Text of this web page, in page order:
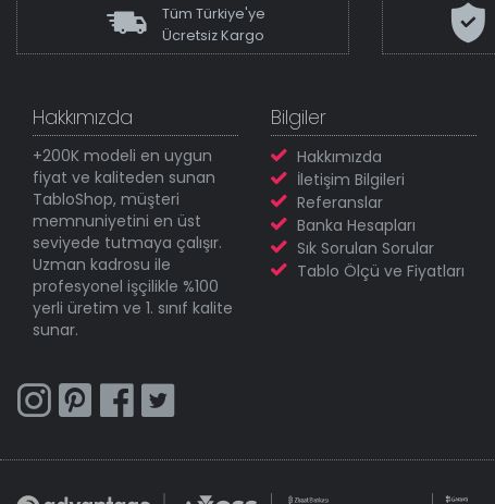
Tüm Türkiye'ye
Ücretsiz Kargo
Hakkımızda
+200K modeli en uygun
fiyat ve kaliteden sunan
TabloShop, müşteri
memnuniyetini en üst
seviyede tutmaya çalışır.
Uzman kadrosu ile
profesyonel işçilikle %100
yerli üretim ve 1. sınıf kalite
sunar.
Bilgiler
Hakkımızda
İletişim Bilgileri
Referanslar
Banka Hesapları
Sık Sorulan Sorular
Tablo Ölçü ve Fiyatları